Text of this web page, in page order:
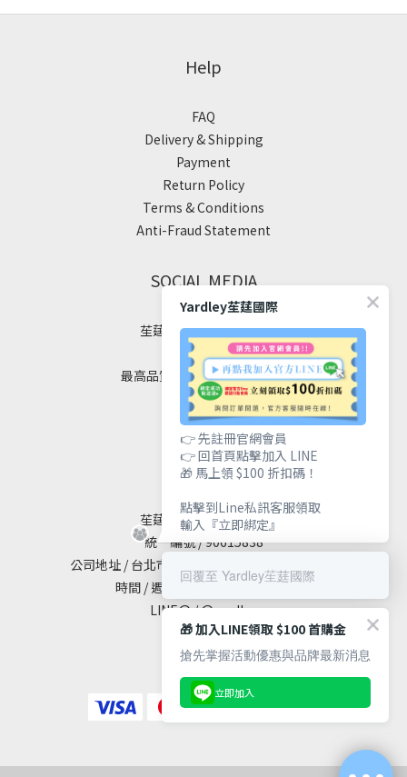
Help
FAQ
Delivery & Shipping
Payment
Return Policy
Terms & Conditions
Anti-Fraud Statement
SOCIAL MEDIA
苼莛國際生技有限公司
✦ 四大堅持 ✦
最高品質｜安全｜健康｜美麗
聯絡我們
苼莛國際生技有限公司
統一編號 / 90615838
公司地址 / 台北市大安區敦化南路二段65號19樓
時間 / 週一至週五 10:00 - 18:00
LINE@ / @yardley
Yardley苼莛國際
👉 先註冊官網會員
👉 回首頁點擊加入 LINE
🎁 馬上領 $100 折扣碼！
點擊到Line私訊客服領取
輸入『立即綁定』
回覆至 Yardley苼莛國際
🎁 加入LINE領取 $100 首購金
搶先掌握活動優惠與品牌最新消息
立即加入